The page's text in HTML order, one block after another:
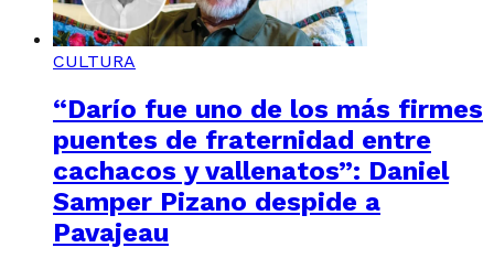
CULTURA
“Darío fue uno de los más firmes
puentes de fraternidad entre
cachacos y vallenatos”: Daniel
Samper Pizano despide a
Pavajeau